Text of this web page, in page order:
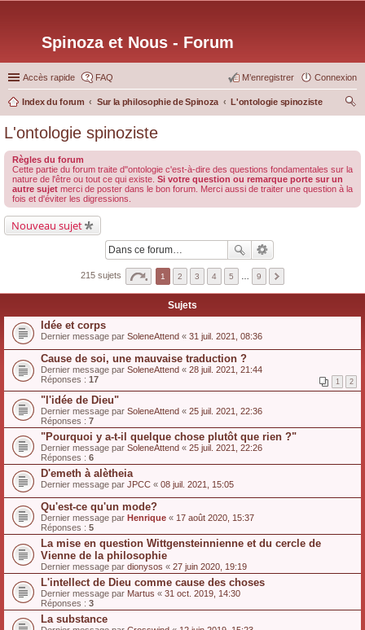
Spinoza et Nous - Forum
Accès rapide FAQ Connexion
M’enregistrer
Index du forum Sur la philosophie de Spinoza
L'ontologie spinoziste
L'ontologie spinoziste
Règles du forum
Cette partie du forum traite d''ontologie c'est-à-dire des questions fondamentales sur la
nature de l'être ou tout ce qui existe. Si votre question ou remarque porte sur un
autre sujet merci de poster dans le bon forum. Merci aussi de traiter une question à la
fois et d'éviter les digressions.
Nouveau sujet
215 sujets 1 2 3 4 5 9
Sujets
Idée et corps
Dernier message par SoleneAttend « 31 juil. 2021, 08:36
Cause de soi, une mauvaise traduction ?
Dernier message par SoleneAttend « 28 juil. 2021, 21:44
Réponses : 17 1 2
"l'idée de Dieu"
Dernier message par SoleneAttend « 25 juil. 2021, 22:36
Réponses : 7
"Pourquoi y a-t-il quelque chose plutôt que rien ?"
Dernier message par SoleneAttend « 25 juil. 2021, 22:26
Réponses : 6
D'emeth à alètheia
Dernier message par JPCC « 08 juil. 2021, 15:05
Qu'est-ce qu'un mode?
Dernier message par Henrique « 17 août 2020, 15:37
Réponses : 5
La mise en question Wittgensteinnienne et du cercle de
Vienne de la philosophie
Dernier message par dionysos « 27 juin 2020, 19:19
L'intellect de Dieu comme cause des choses
Dernier message par Martus « 31 oct. 2019, 14:30
Réponses : 3
La substance